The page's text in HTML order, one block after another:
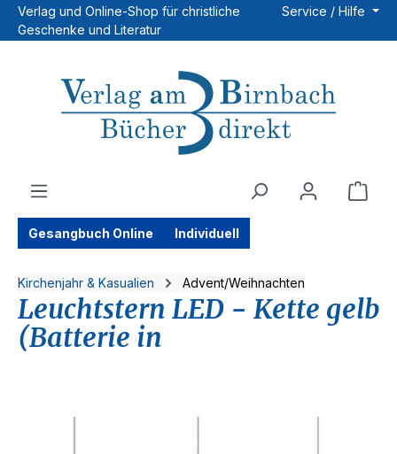
Zum Hauptinhalt springen
Verlag und Online-Shop für christliche
Geschenke und Literatur
Service / Hilfe
Gesangbuch Online Individuell
Kirchenjahr & Kasualien Advent/Weihnachten
Leuchtstern LED - Kette gelb
(Batterie in